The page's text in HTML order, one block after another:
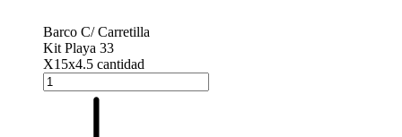
Barco C/ Carretilla
Kit Playa 33
X15x4.5 cantidad